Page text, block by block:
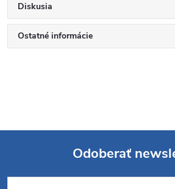
Diskusia
Ostatné informácie
Z
Odoberať